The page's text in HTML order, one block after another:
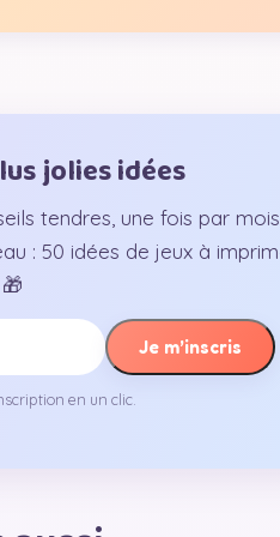
jolies idées
tendres, une fois par mois
: 50 idées de jeux à
🎁
Je m’inscris
en un clic.